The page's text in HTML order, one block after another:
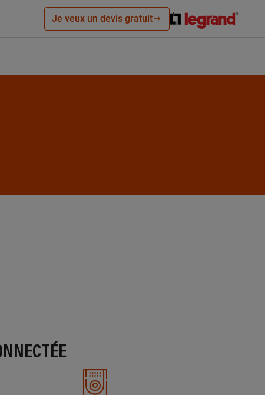
Je veux un devis gratuit